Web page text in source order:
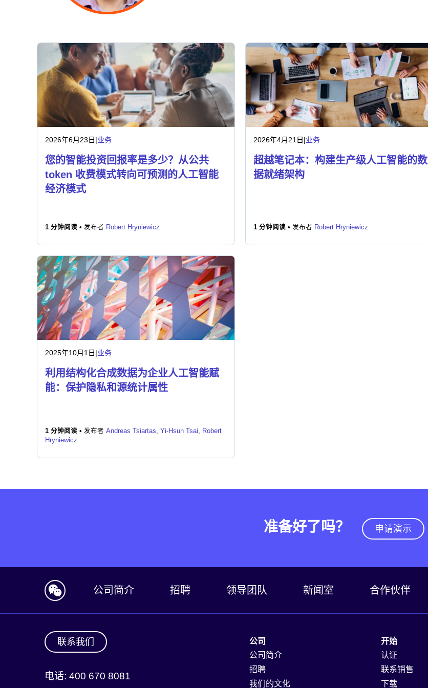
2026年6月23日 |业务
您的智能投资回报率是多少？从公共
token 收费模式转向可预测的人工智能
经济模式
1 分钟阅读 • 发布者 Robert Hryniewicz
2026年4月21日 |业务
超越笔记本：构建生产级人工智能的数
据就绪架构
1 分钟阅读 • 发布者 Robert Hryniewicz
2025年10月1日 |业务
利用结构化合成数据为企业人工智能赋
能：保护隐私和源统计属性
1 分钟阅读 • 发布者 Andreas Tsiartas, Yi-Hsun Tsai, Robert
Hryniewicz
准备好了吗？ 申请演示
公司简介 招聘 领导团队 新闻室 合作伙伴
联系我们
电话: 400 670 8081
公司
公司简介
招聘
我们的文化
开始
认证
联系销售
下载